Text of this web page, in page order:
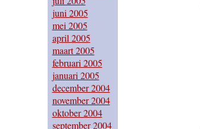
juni 2005
mei 2005
april 2005
maart 2005
februari 2005
januari 2005
december 2004
november 2004
oktober 2004
september 2004